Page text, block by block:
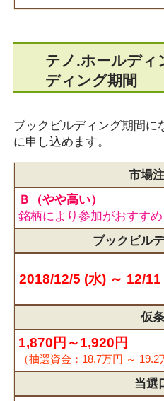
テノ.ホールディ
ディング期間
ブックビルディング期間に
に申し込めます。
市場
Ｂ（やや高い）
銘柄により参加がおすすめ
ブックビル
2018/12/5 (水) ～ 12/11
仮
1,870円～1,920円
（抽選資金：18.7万円 ～ 19.2
当選